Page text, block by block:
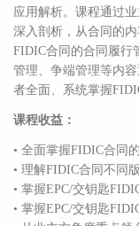
应用解析。课程通过
深入剖析，从合同的
FIDIC合同的合同履行
管理、争端管理等内
者全面、系统掌握
课程收益：
• 全面掌握FIDIC合同
• 理解FIDIC合同不同
• 掌握EPC/交钥匙
• 掌握EPC/交钥匙